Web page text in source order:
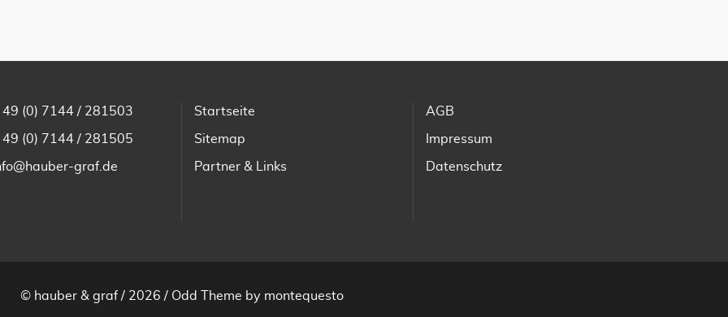
49 (0) 7144 / 281503
49 (0) 7144 / 281505
graf.de
Startseite
Sitemap
Partner & Links
AGB
Impressum
Datenschutz
© hauber & graf / 2026 / Odd Theme by montequesto